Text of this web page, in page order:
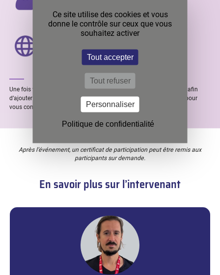
LOCALITÉ DE L’INTERVENANT
Lyon (FRANCE)
Une fois votre inscription effectuée, vous recevrez une confirmation afin
d’ajouter l’événement à votre calendrier. Enfin, vous recevrez le lien pour
vous connecter par Teams environ 1 heure avant le webinaire.
Après l’événement, un certificat de participation peut être remis aux
participants sur demande.
En savoir plus sur l’intervenant
Ce site utilise des cookies et vous
donne le contrôle sur ceux que vous
souhaitez activer
Tout accepter
Tout refuser
Personnaliser
Politique de confidentialité